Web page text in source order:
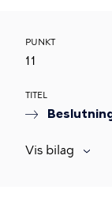
PUNKT
11
TITEL
Vis bilag